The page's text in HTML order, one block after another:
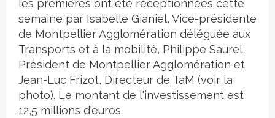
les premières ont été réceptionnées cette
semaine par Isabelle Gianiel, Vice-présidente
de Montpellier Agglomération déléguée aux
Transports et à la mobilité, Philippe Saurel,
Président de Montpellier Agglomération et
Jean-Luc Frizot, Directeur de TaM (voir la
photo). Le montant de l'investissement est
12,5 millions d'euros.